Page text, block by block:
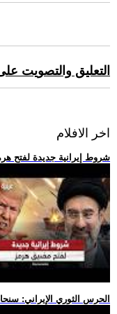
التعليق والتصويت
اخر الافلام
.. شروط إيرانية جديدة لفتح
.. الحرس الثوري الإيراني: